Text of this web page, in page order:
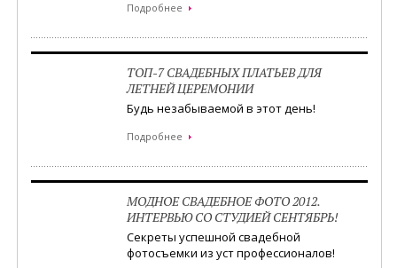
Подробнее
ТОП-7 СВАДЕБНЫХ ПЛАТЬЕВ ДЛЯ
ЛЕТНЕЙ ЦЕРЕМОНИИ
Будь незабываемой в этот день!
Подробнее
МОДНОЕ СВАДЕБНОЕ ФОТО 2012.
ИНТЕРВЬЮ СО СТУДИЕЙ СЕНТЯБРЬ!
Секреты успешной свадебной
фотосъемки из уст профессионалов!